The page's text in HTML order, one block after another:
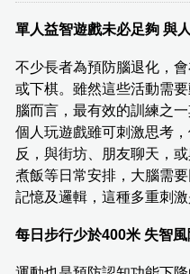
單人益智遊戲未必足夠 與
不少長者為預防腦退化，
或下棋。雖然這些活動需
腦而言，最有效的訓練之
個人玩遊戲雖可刺激思考
反，與街坊、朋友聊天，
煮飯等日常安排，大腦需
記憶及邏輯，這種多重刺
每日步行少於400米 失智